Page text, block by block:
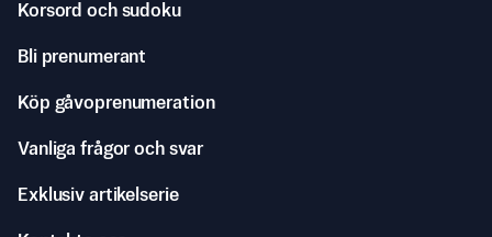
Korsord och sudoku
Bli prenumerant
Köp gåvoprenumeration
Vanliga frågor och svar
Exklusiv artikelserie